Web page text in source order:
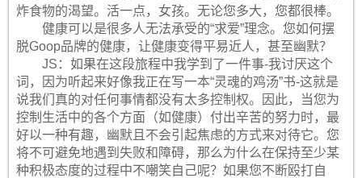
炸食物的渴望。活一点，女孩。无论您多大，您都很棒。
健康可以是很多人无法承受的“求爱”理念。您如何摆
脱Goop品牌的健康，让健康变得平易近人，甚至幽默？
JS：如果在这段旅程中我学到了一件事-我讨厌这个
词，因为听起来好像我正在写一本“灵魂的鸡汤”书-这就是
说我们真的对任何事情都没有太多控制权。因此，当您为
控制生活中的各个方面（如健康）付出辛苦的努力时，最
好以一种有趣，幽默且不会引起焦虑的方式来对待它。您
将不可避免地遇到失败和障碍，那么为什么在保持至少某
种积极态度的过程中不嘲笑自己呢？如果您不断殴打自